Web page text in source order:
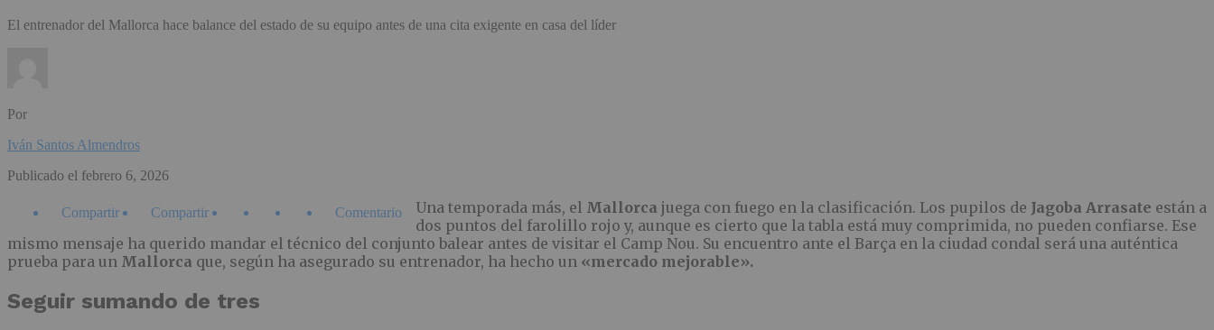
El entrenador del Mallorca hace balance del estado de su equipo antes de una cita exigente en casa del líder
Por
Iván Santos Almendros
Publicado el febrero 6, 2026
Compartir Compartir Comentario Una temporada más, el Mallorca juega con fuego en la clasificación. Los pupilos de Jagoba Arrasate están a
dos puntos del farolillo rojo y, aunque es cierto que la tabla está muy comprimida, no pueden confiarse. Ese
mismo mensaje ha querido mandar el técnico del conjunto balear antes de visitar el Camp Nou. Su encuentro ante el Barça en la ciudad condal será una auténtica
prueba para un Mallorca que, según ha asegurado su entrenador, ha hecho un «mercado mejorable».
Seguir sumando de tres